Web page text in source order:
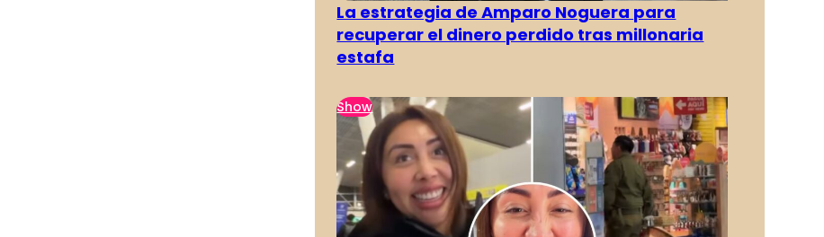
La estrategia de Amparo Noguera para
recuperar el dinero perdido tras millonaria
estafa
Show